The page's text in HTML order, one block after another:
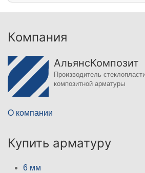
Компания
АльянсКомпозит
Производитель
композитной арматуры
О компании
Купить арматуру
6 мм